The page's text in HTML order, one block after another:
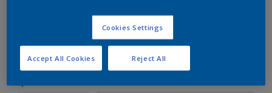
1 L 5 L
Cookies Settings
Reject All
Accept All Cookies